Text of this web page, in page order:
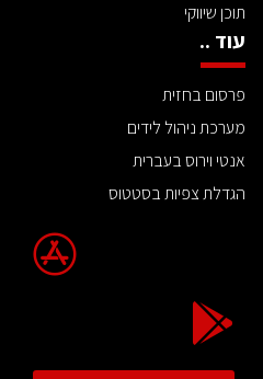
תוכן שיווקי
עוד ..
פרסום בחזית
מערכת ניהול לידים
אנטי וירוס בעברית
הגדלת צפיות בסטטוס